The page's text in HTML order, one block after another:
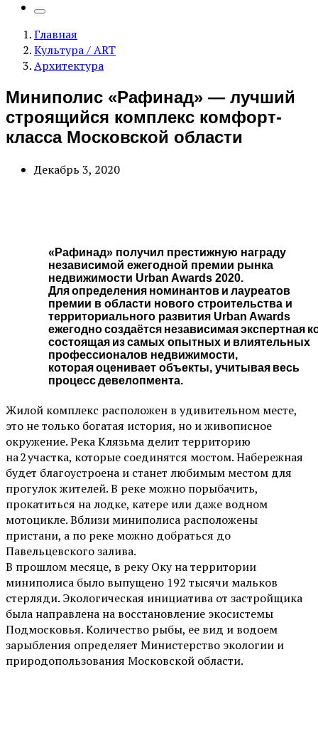
Главная
Культура / ART
Архитектура
Миниполис «Рафинад» — лучший
строящийся комплекс комфорт-
класса Московской области
Декабрь 3, 2020
«Рафинад» получил престижную награду
независимой ежегодной премии рынка
недвижимости Urban Awards 2020.
Для определения номинантов и лауреатов
премии в области нового строительства и
территориального развития Urban Awards
ежегодно создаётся независимая экспертная
состоящая из самых опытных и влиятельных
профессионалов недвижимости,
которая оценивает объекты, учитывая весь
процесс девелопмента.
Жилой комплекс расположен в удивительном месте,
это не только богатая история, но и живописное
окружение. Река Клязьма делит территорию
на 2 участка, которые соединятся мостом. Набережная
будет благоустроена и станет любимым местом для
прогулок жителей. В реке можно порыбачить,
прокатиться на лодке, катере или даже водном
мотоцикле. Вблизи миниполиса расположены
пристани, а по реке можно добраться до
Павельцевского залива.
В прошлом месяце, в реку Оку на территории
миниполиса было выпущено 192 тысячи мальков
стерляди. Экологическая инициатива от застройщика
была направлена на восстановление экосистемы
Подмосковья. Количество рыбы, ее вид и водоем
зарыбления определяет Министерство экологии и
природопользования Московской области.